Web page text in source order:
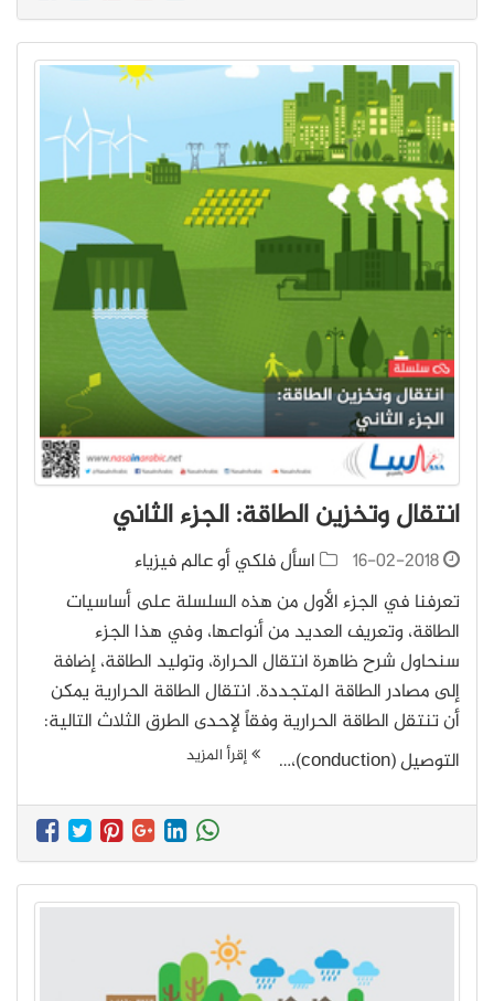
انتقال وتخزين الطاقة: الجزء الثاني
16-02-2018
اسأل فلكي أو عالم فيزياء
تعرفنا في الجزء الأول من هذه السلسلة على أساسيات
الطاقة، وتعريف العديد من أنواعها، وفي هذا الجزء
سنحاول شرح ظاهرة انتقال الحرارة، وتوليد الطاقة، إضافة
إلى مصادر الطاقة المتجددة. انتقال الطاقة الحرارية يمكن
أن تنتقل الطاقة الحرارية وفقاً لإحدى الطرق الثلاث التالية:
التوصيل (conduction)،…
إقرأ المزيد